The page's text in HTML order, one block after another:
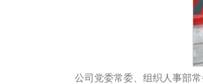
公司党委常委、组织人事部